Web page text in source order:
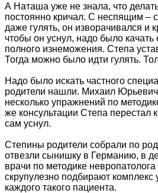
А Наташа уже не знала, что
постоянно кричал. С неспящим –
даже гулять, он изворачивался и
чтобы он уснул, надо было качать
полного изнеможения. Степа
Тогда можно было идти гулять.
Надо было искать частного
родители нашли. Михаил
несколько упражнений по
же консультации Степа перестал
сам уснул.
Степины родители собрали по
отвезли сынишку в Германию, в
врачи по методике
скрупулезно подбирают
каждого такого пациента.